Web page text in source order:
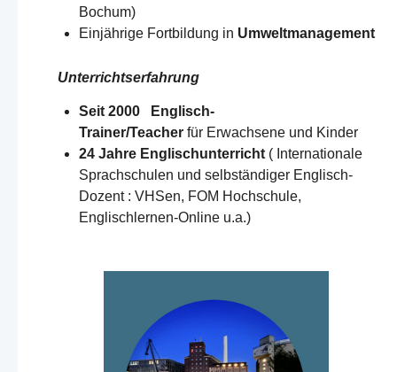
Bochum)
Einjährige Fortbildung in Umweltmanagement
Unterrichtserfahrung
Seit 2000 Englisch-
Trainer/Teacherfür Erwachsene und Kinder
24 Jahre Englischunterricht( Internationale
Sprachschulen und selbständiger Englisch-
Dozent : VHSen, FOM Hochschule,
Englischlernen-Online u.a.)